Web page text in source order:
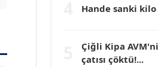
Köşe Yazarı
TUNÇ
Köşe Yazarı
Hande sanki kilo
Çiğli Kipa
çatısı çöktü!...